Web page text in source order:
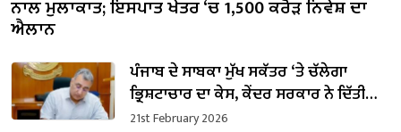
ਨਾਲ ਮੁਲਾਕਾਤ; ਇਸਪਾਤ ਖੇਤਰ ‘ਚ ₹1,500 ਕਰੋੜ ਨਿਵੇਸ਼ ਦਾ
ਐਲਾਨ
ਪੰਜਾਬ ਦੇ ਸਾਬਕਾ ਮੁੱਖ ਸਕੱਤਰ ‘ਤੇ ਚੱਲੇਗਾ
ਭ੍ਰਿਸ਼ਟਾਚਾਰ ਦਾ ਕੇਸ, ਕੇਂਦਰ ਸਰਕਾਰ ਨੇ ਦਿੱਤੀ
ਪ੍ਰਵਾਨਗੀ
21st February 2026